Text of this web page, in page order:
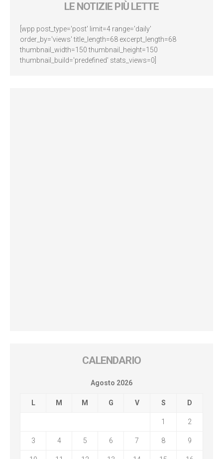
LE NOTIZIE PIÙ LETTE
[wpp post_type='post' limit=4 range='daily'
order_by='views' title_length=68 excerpt_length=68
thumbnail_width=150 thumbnail_height=150
thumbnail_build='predefined' stats_views=0]
CALENDARIO
Agosto 2026
L M M G V S D
1 2
3 4 5 6 7 8 9